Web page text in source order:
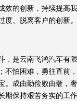
效的创新，持续提高
度、脱离客户的创新。
，是云南飞鸿汽车有
不怕困难，勇往直前
。成由勤俭败由奢，
期保持艰苦务实的工作